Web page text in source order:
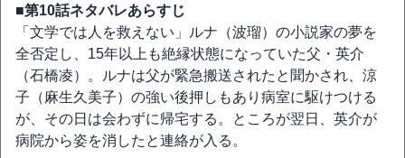
■第10話ネタバレあらすじ
「文学では人を救えない」ルナ（波瑠）の小説家の夢を
全否定し、15年以上も絶縁状態になっていた父・英介
（石橋凌）。ルナは父が緊急搬送されたと聞かされ、涼
子（麻生久美子）の強い後押しもあり病室に駆けつける
が、その日は会わずに帰宅する。ところが翌日、英介が
病院から姿を消したと連絡が入る。